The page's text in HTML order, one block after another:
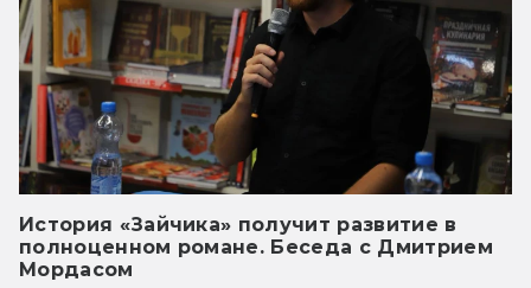
История «Зайчика» получит развитие в
полноценном романе. Беседа с Дмитрием
Мордасом